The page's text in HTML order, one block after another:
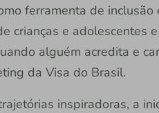
ferramenta de
crianças e adolescentes
alguém acredita e
da Visa do Brasil.
inspiradoras, a